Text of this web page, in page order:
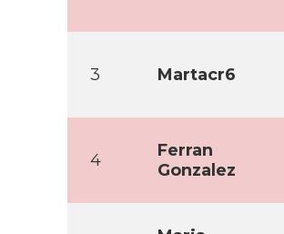
3 Martacr6
4
Ferran
Gonzalez